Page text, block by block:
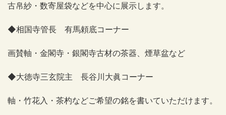
古帛紗・数寄屋袋などを中心に展示します。
◆相国寺管長 有馬頼底コーナー
画賛軸・金閣寺・銀閣寺古材の茶器、煙草盆など
◆大徳寺三玄院主 長谷川大眞コーナー
軸・竹花入・茶杓などご希望の銘を書いていただけます。